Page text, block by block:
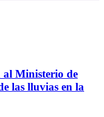
al Ministerio de
las lluvias en la